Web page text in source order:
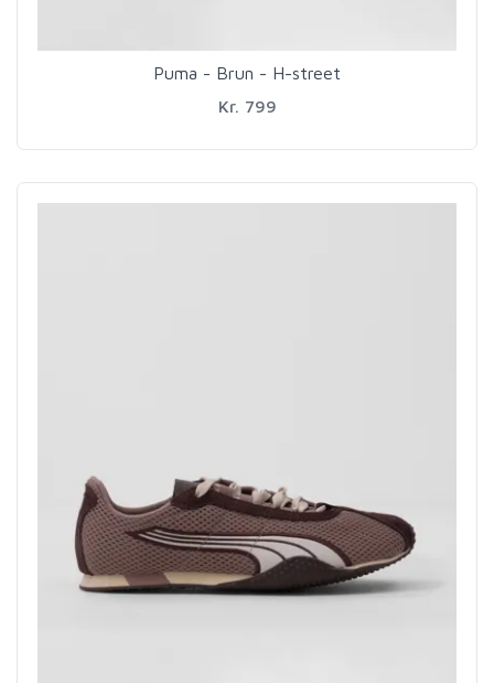
Puma - Brun - H-street
Kr. 799